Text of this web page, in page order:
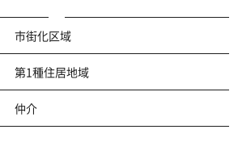
市街化区域
第1種住居地域
仲介